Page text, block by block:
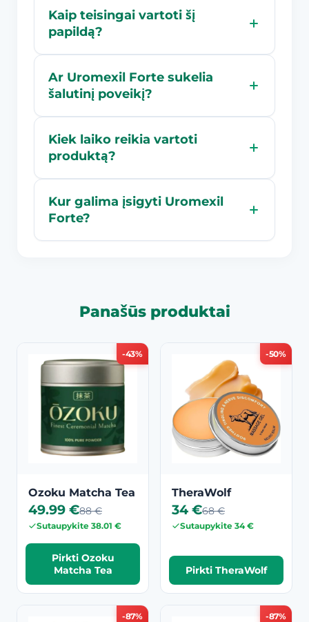
Kaip teisingai vartoti šį
papildą?
Ar Uromexil Forte sukelia
šalutinį poveikį?
Kiek laiko reikia vartoti
produktą?
Kur galima įsigyti Uromexil
Forte?
Panašūs produktai
-43%
Ozoku Matcha Tea
49.99 €88 €
Sutaupykite 38.01 €
Pirkti Ozoku
Matcha Tea
-50%
TheraWolf
34 €68 €
Sutaupykite 34 €
Pirkti TheraWolf
-87% -87%